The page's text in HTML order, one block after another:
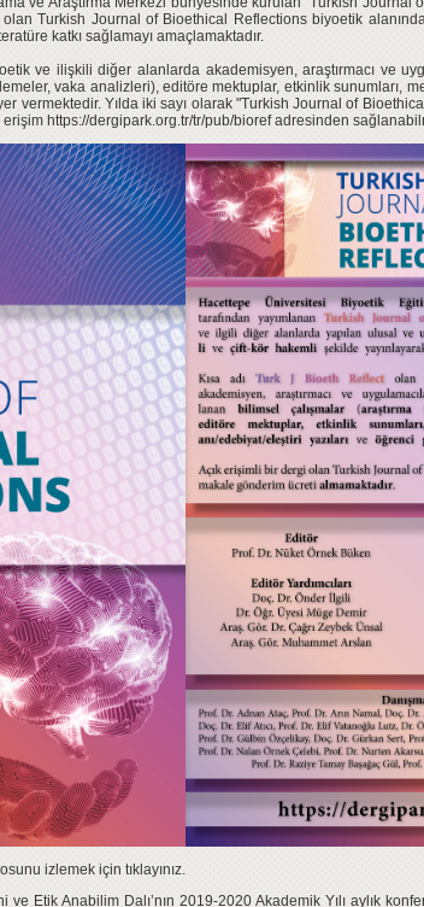
Turkish Journal of Bioethical Reflections biyoetik
katkı sağlamayı amaçlamaktadır.
ve ilişkili diğer alanlarda akademisyen, araştırmacı ve
vaka analizleri), editöre mektuplar, etkinlik sunumları,
vermektedir. Yılda iki sayı olarak "Turkish Journal of
erişim https://dergipark.org.tr/tr/pub/bioref adresinden
izlemek için tıklayınız.
ve Etik Anabilim Dalı’nın 2019-2020 Akademik Yılı aylık